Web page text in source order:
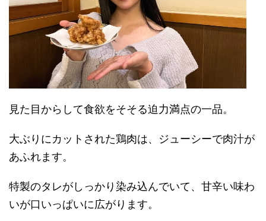
見た目からして食欲をそそる迫力満点の一品。
大ぶりにカットされた鶏肉は、ジューシーで肉汁が
あふれます。
特製のタレがしっかり染み込んでいて、甘辛い味わ
いが口いっぱいに広がります。